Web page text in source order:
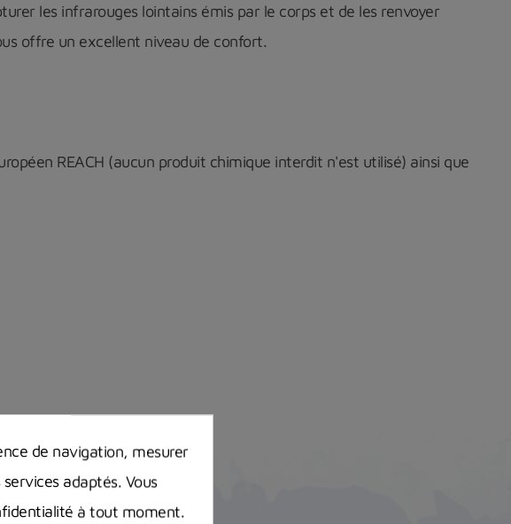
les infrarouges lointains émis par le corps et de les renvoyer
offre un excellent niveau de confort.
REACH (aucun produit chimique interdit n'est utilisé) ainsi que
de navigation, mesurer
adaptés. Vous
à tout moment.